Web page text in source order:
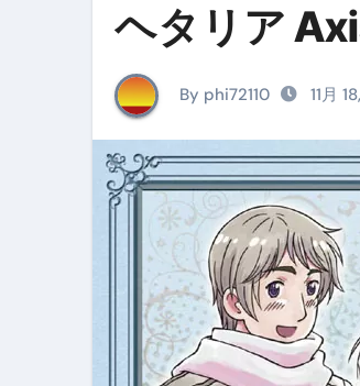
イタリア料理
死ぬまでに行
【Vlog：July
イタリアでの
Lake Como,
【Instagram
ヘタリア
By phi72110 11月